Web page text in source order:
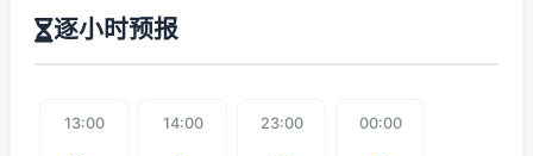
逐小时预报
13:00 14:00 23:00 00:00